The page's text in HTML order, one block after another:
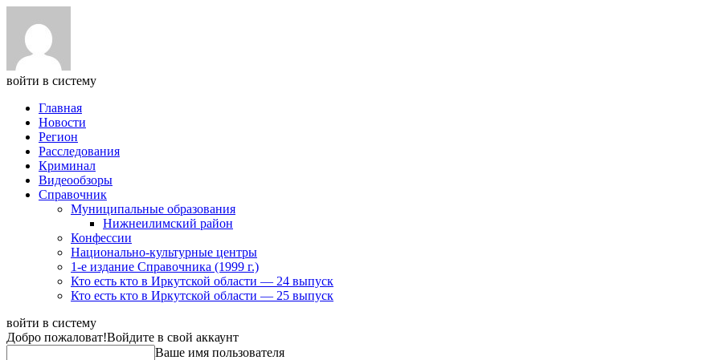
войти в систему
Главная
Новости
Регион
Расследования
Криминал
Видеообзоры
Справочник
Муниципальные образования
Нижнеилимский район
Конфессии
Национально-культурные центры
1-е издание Справочника (1999 г.)
Кто есть кто в Иркутской области — 24 выпуск
Кто есть кто в Иркутской области — 25 выпуск
войти в систему
Добро пожаловат!Войдите в свой аккаунт
Ваше имя пользователя